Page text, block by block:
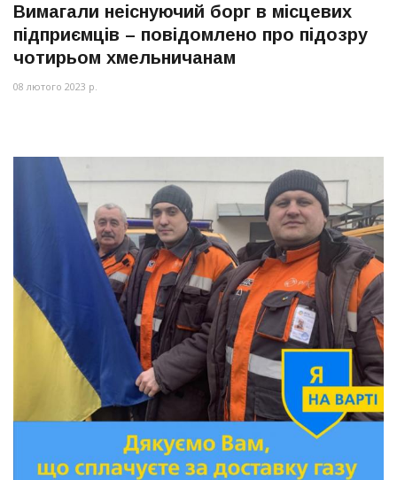
Вимагали неіснуючий борг в місцевих
підприємців – повідомлено про підозру
чотирьом хмельничанам
08 лютого 2023 р.